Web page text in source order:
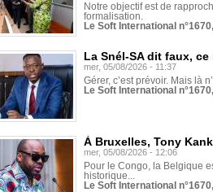
Notre objectif est de
formalisation.
Le Soft International
La Snél-SA dit faux,
mer, 05/08/2026 - 11:37
Gérer, c’est prévoir. Mais là
Le Soft International
À Bruxelles, Tony
mer, 05/08/2026 - 12:06
Pour le Congo, la Belgique
historique...
Le Soft International